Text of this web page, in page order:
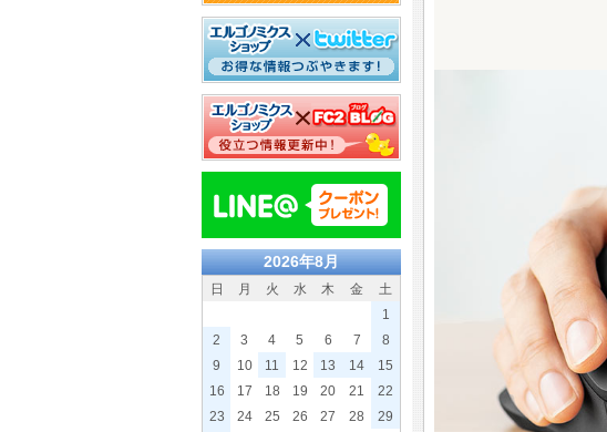
2026年8月
日 月 火 水 木 金
土
1
2
3 4 5 6 7
8
9
10 11 12 13 14
15
16
17 18 19 20 21
22
23
24 25 26 27 28 29